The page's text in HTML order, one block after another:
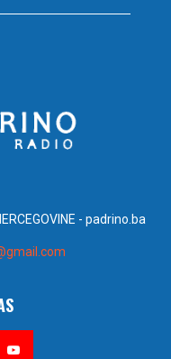
- padrino.ba